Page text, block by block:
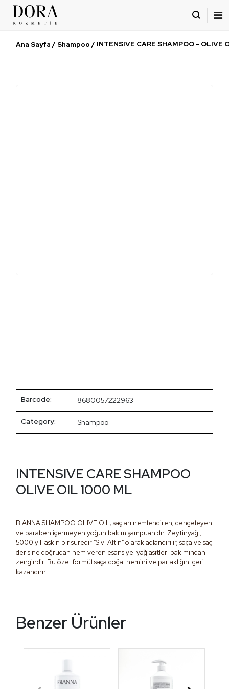
İçeriği
Geç
Ana Sayfa /Shampoo / INTENSIVE CARE SHAMPOO - OLIVE
Barcode: 8680057222963
Category: Shampoo
INTENSIVE CARE SHAMPOO
OLIVE OIL 1000 ML
BIANNA SHAMPOO OLIVE OIL; saçları nemlendiren, dengeleyen
ve paraben içermeyen yoğun bakım şampuanıdır. Zeytinyağı,
5000 yılı aşkın bir süredir “Sıvı Altın” olarak adlandırılır, saça ve saç
derisine doğrudan nem veren esansiyel yağ asitleri bakımından
zengindir. Bu özel formül saça doğal nemini ve parlaklığını geri
kazandırır.
Benzer Ürünler